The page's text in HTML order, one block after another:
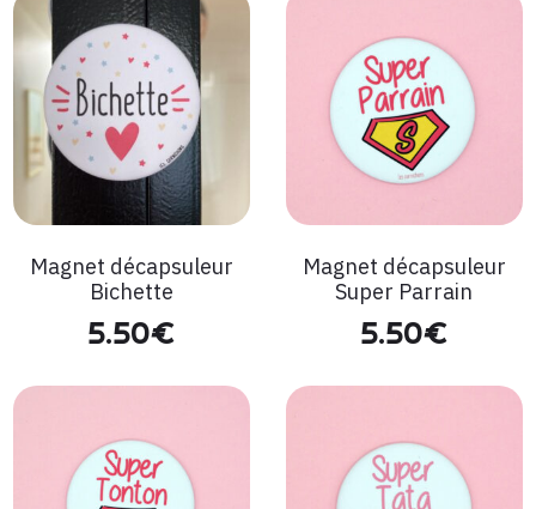
Magnet décapsuleur
Bichette
5.50€
Magnet décapsuleur
Super Parrain
5.50€